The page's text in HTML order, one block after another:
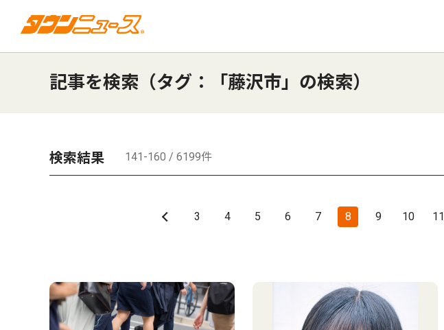
記事を検索（タグ：「藤沢市」の検索）
検索結果 141-160 / 6199件
3 4 5 6 7 8 9 10 11